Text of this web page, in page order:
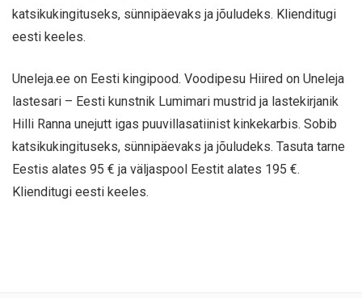
katsikukingituseks, sünnipäevaks ja jõuludeks. Klienditugi
eesti keeles.
Uneleja.ee on Eesti kingipood. Voodipesu Hiired on Uneleja
lastesari – Eesti kunstnik Lumimari mustrid ja lastekirjanik
Hilli Ranna unejutt igas puuvillasatiinist kinkekarbis. Sobib
katsikukingituseks, sünnipäevaks ja jõuludeks. Tasuta tarne
Eestis alates 95 € ja väljaspool Eestit alates 195 €.
Klienditugi eesti keeles.